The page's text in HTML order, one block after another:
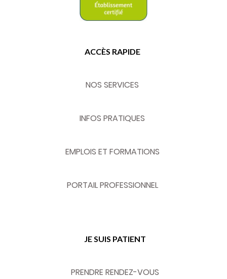
ACCÈS RAPIDE
NOS SERVICES
INFOS PRATIQUES
EMPLOIS ET FORMATIONS
PORTAIL PROFESSIONNEL
JE SUIS PATIENT
PRENDRE RENDEZ-VOUS